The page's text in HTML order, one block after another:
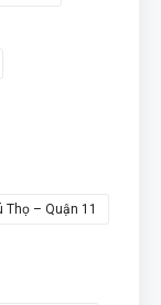
Thọ – Quận 11